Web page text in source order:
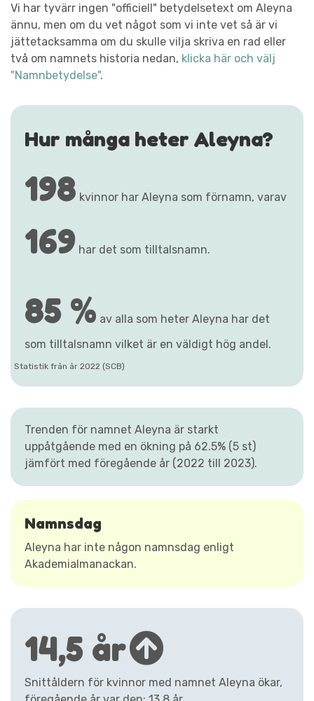
Vi har tyvärr ingen "officiell" betydelsetext om Aleyna
ännu, men om du vet något som vi inte vet så är vi
jättetacksamma om du skulle vilja skriva en rad eller
två om namnets historia nedan, klicka här och välj
"Namnbetydelse".
Hur många heter Aleyna?
198 kvinnor har Aleyna som förnamn, varav
169 har det som tilltalsnamn.
85 % av alla som heter Aleyna har det
som tilltalsnamn vilket är en väldigt hög andel.
Statistik från år 2022 (SCB)
Trenden för namnet Aleyna är starkt
uppåtgående med en ökning på 62.5% (5 st)
jämfört med föregående år (2022 till 2023).
Namnsdag
Aleyna har inte någon namnsdag enligt
Akademialmanackan.
14,5 år
Snittåldern för kvinnor med namnet Aleyna ökar,